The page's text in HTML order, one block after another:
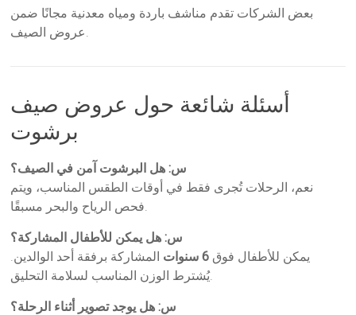
بعض الشركات تقدم مناشف باردة ومياه معدنية مجانًا ضمن
عروض الصيف.
أسئلة شائعة حول عروض صيف
برشوت
س: هل البرشوت آمن في الصيف؟
نعم، الرحلات تُجرى فقط في أوقات الطقس المناسب، ويتم
فحص الرياح والبحر مسبقًا.
س: هل يمكن للأطفال المشاركة؟
يمكن للأطفال فوق 6 سنوات
المشاركة برفقة أحد الوالدين.
يُشترط الوزن المناسب لسلامة التحليق.
س: هل يوجد تصوير أثناء الرحلة؟